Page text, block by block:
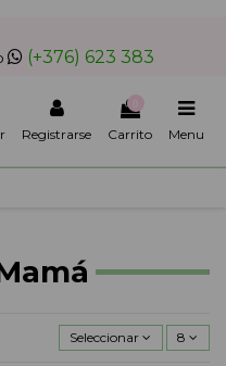
(+376) 623 383
Registrarse Carrito Menu
Seleccionar 8